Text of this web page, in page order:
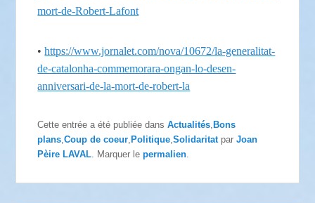
mort-de-Robert-Lafont
•https://www.jornalet.com/nova/10672/la-generalitat-
de-catalonha-commemorara-ongan-lo-desen-
anniversari-de-la-mort-de-robert-la
Cette entrée a été publiée dansActualités ,Bons
plans ,Coup de coeur ,Politique ,Solidaritat parJoan
Pèire LAVAL . Marquer lepermalien